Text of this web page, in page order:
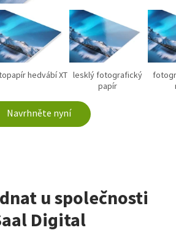
hedvábí XT lesklý fotografický
papír
Navrhněte nyní
u společnosti
Digital